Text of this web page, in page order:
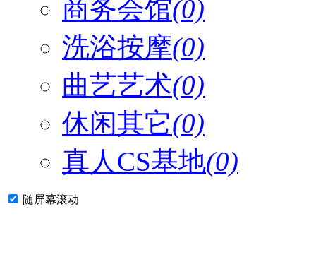
商务会馆(0)
洗浴按摩(0)
曲艺艺术(0)
休闲其它(0)
真人CS基地(0)
随屏幕滚动